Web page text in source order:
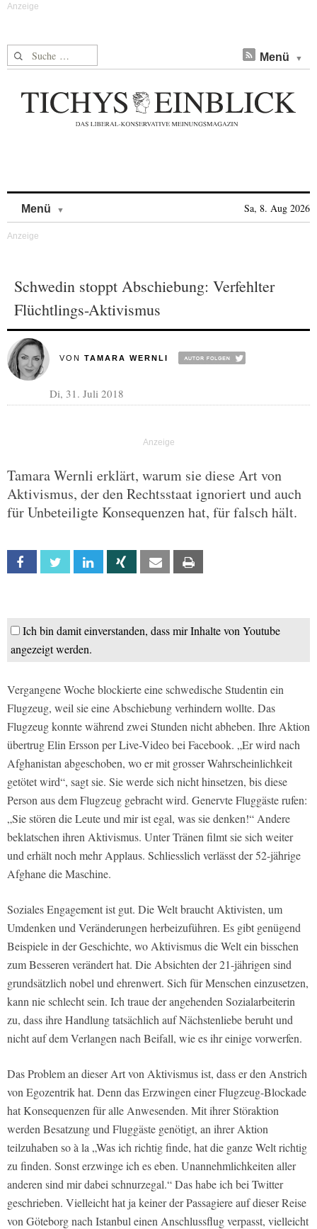
Suche nach: Menü
Menü Sa, 8. Aug 2026
Schwedin stoppt Abschiebung: Verfehlter
Flüchtlings-Aktivismus
VON TAMARA WERNLI
Di, 31. Juli 2018
Tamara Wernli erklärt, warum sie diese Art von
Aktivismus, der den Rechtsstaat ignoriert und auch
für Unbeteiligte Konsequenzen hat, für falsch hält.
Facebook Twitter Linkedin Xing Email
Ich bin damit einverstanden, dass mir Inhalte von Youtube
angezeigt werden.
Vergangene Woche blockierte eine schwedische Studentin ein
Flugzeug, weil sie eine Abschiebung verhindern wollte. Das
Flugzeug konnte während zwei Stunden nicht abheben. Ihre Aktion
übertrug Elin Ersson per Live-Video bei Facebook. „Er wird nach
Afghanistan abgeschoben, wo er mit grosser Wahrscheinlichkeit
getötet wird“, sagt sie. Sie werde sich nicht hinsetzen, bis diese
Person aus dem Flugzeug gebracht wird. Genervte Fluggäste rufen:
„Sie stören die Leute und mir ist egal, was sie denken!“ Andere
beklatschen ihren Aktivismus. Unter Tränen filmt sie sich weiter
und erhält noch mehr Applaus. Schliesslich verlässt der 52-jährige
Afghane die Maschine.
Soziales Engagement ist gut. Die Welt braucht Aktivisten, um
Umdenken und Veränderungen herbeizuführen. Es gibt genügend
Beispiele in der Geschichte, wo Aktivismus die Welt ein bisschen
zum Besseren verändert hat. Die Absichten der 21-jährigen sind
grundsätzlich nobel und ehrenwert. Sich für Menschen einzusetzen,
kann nie schlecht sein. Ich traue der angehenden Sozialarbeiterin
zu, dass ihre Handlung tatsächlich auf Nächstenliebe beruht und
nicht auf dem Verlangen nach Beifall, wie es ihr einige vorwerfen.
Das Problem an dieser Art von Aktivismus ist, dass er den Anstrich
von Egozentrik hat. Denn das Erzwingen einer Flugzeug-Blockade
hat Konsequenzen für alle Anwesenden. Mit ihrer Störaktion
werden Besatzung und Fluggäste genötigt, an ihrer Aktion
teilzuhaben so à la „Was ich richtig finde, hat die ganze Welt richtig
zu finden. Sonst erzwinge ich es eben. Unannehmlichkeiten aller
anderen sind mir dabei schnurzegal.“ Das habe ich bei Twitter
geschrieben. Vielleicht hat ja keiner der Passagiere auf dieser Reise
von Göteborg nach Istanbul einen Anschlussflug verpasst, vielleicht